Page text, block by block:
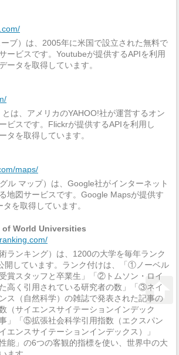
ブ）は、2005年に米国で設立された無料で
ービスです。Youtubeが提供するAPIを利用
ータを取得しています。
は、アメリカのYAHOO!社が運営するオン
ビスです。Flickrが提供するAPIを利用し
タを取得しています。
maps/
ル マップ）は、Google社がインターネット
地図サービスです。Google Mapsが提供す
を取得しています。
World Universities
ランキング）は、1200の大学を毎年ランク
開しています。ランク付けは、「①ノーベル
賞スタッフと卒業生」「②トムソン・ロイ
高く引用されている研究者の数」「③ネイ
ス（自然科学）の雑誌で発表された記事の
（サイエンスサイテーションインデック
」「⑤拡張社会科学引用指数（エクスパン
エンスサイテーションインデックス）」
能」の6つの客観的指標を使い、世界中の大